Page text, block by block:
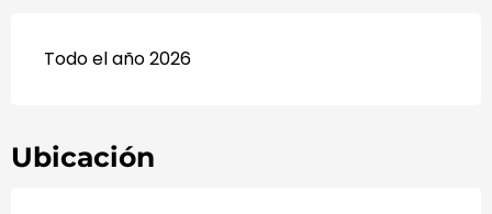
Todo el año 2026
Ubicación